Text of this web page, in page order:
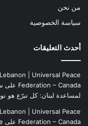
من نحن
سياسة الخصوصية
أحدث التعليقات
| Universal Peace
Federation – Canada على
لمساعدة لبنان: كل تبرّع هو
| Universal Peace
Federation – Canada على